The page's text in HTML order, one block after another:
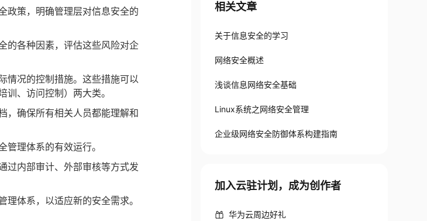
政策，明确管理层对信息安全的
的各种因素，评估这些风险对企
情况的控制措施。这些措施可以
、访问控制）两大类。
，确保所有相关人员都能理解和
管理体系的有效运行。
过内部审计、外部审核等方式发
体系，以适应新的安全需求。
相关文章
关于信息安全的学习
网络安全概述
浅谈信息网络安全基础
Linux系统之网络安全管理
企业级网络安全防御体系构建指南
加入云驻计划，成为创作者
华为云周边好礼